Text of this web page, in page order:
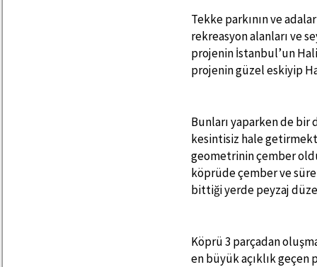
Tekke parkının ve
rekreasyon alanları ve
projenin İstanbul’un
projenin güzel eskiyip
Bunları yaparken de bir
kesintisiz hale
geometrinin çember
köprüde çember ve
bittiği yerde peyzaj
Köprü 3 parçadan
en büyük açıklık geçen